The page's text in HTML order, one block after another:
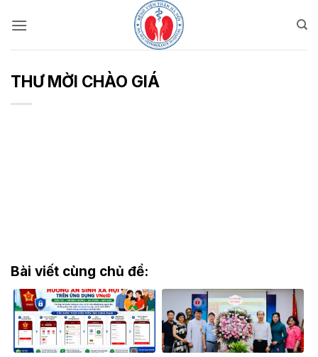
qua
THƯ MỜI CHÀO GIÁ
Bài viết cùng chủ đề: